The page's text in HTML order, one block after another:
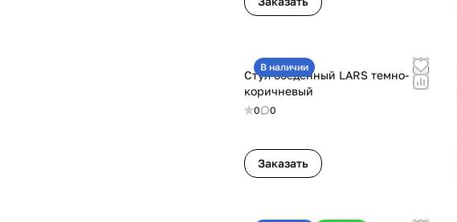
В наличии
Стул обеденный LARS темно-
коричневый
0 0
Заказать